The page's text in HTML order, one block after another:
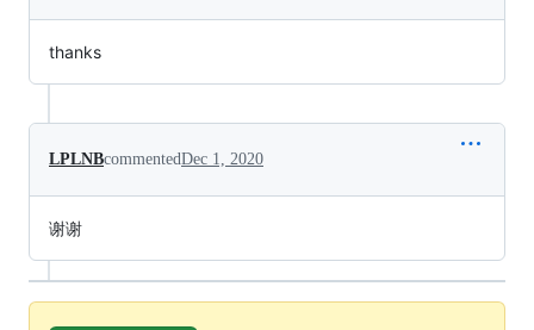
thanks
LPLNBcommentedDec 1, 2020
谢谢